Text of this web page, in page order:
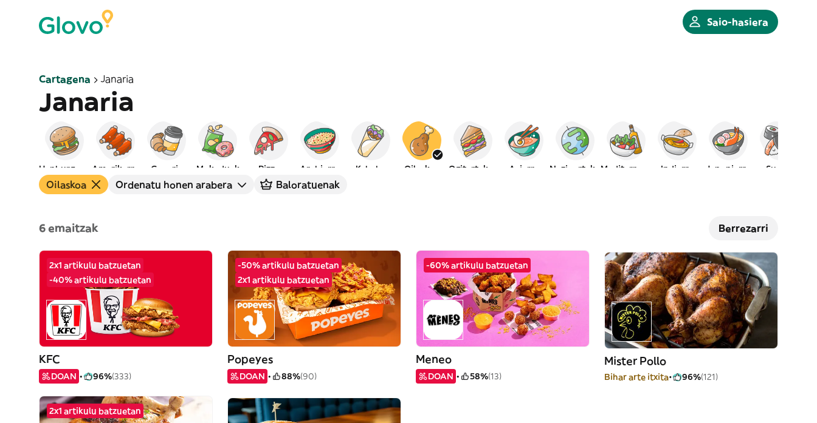
Saio-hasiera
Cartagena Janaria
Janaria
Amerikarra Gosaria Mokaduak Pizza Arabiarra Kebaba Oilaskoa Ogitartekoa Asiarra Nazioartekoa Indiarra Japoniarra Sushia
Oilaskoa Ordenatu honen arabera Baloratuenak
6 emaitzak Berrezarri
2x1 artikulu batzuetan
-40% artikulu batzuetan
KFC
DOAN 96%(333)
-50% artikulu batzuetan
2x1 artikulu batzuetan
Popeyes
DOAN 88%(90)
-60% artikulu batzuetan
Meneo
DOAN 58%(13)
Mister Pollo
Bihar arte itxita 96%(121)
2x1 artikulu batzuetan